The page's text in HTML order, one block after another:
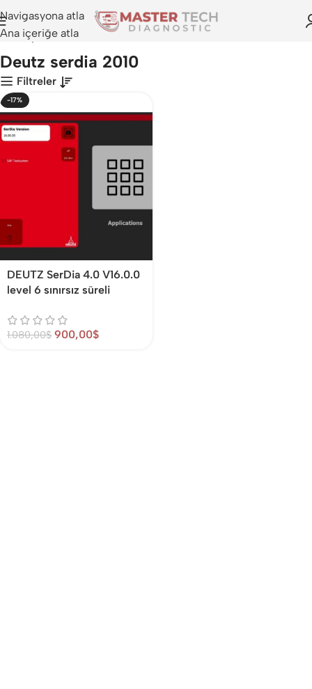
Navigasyona atla
Ana içeriğe atla
Anasayfa>Deutz serdia 2010
Deutz serdia 2010
Filtreler
-17%
DEUTZ SerDia 4.0 V16.0.0
level 6 sınırsız süreli
1.080,00$ 900,00$